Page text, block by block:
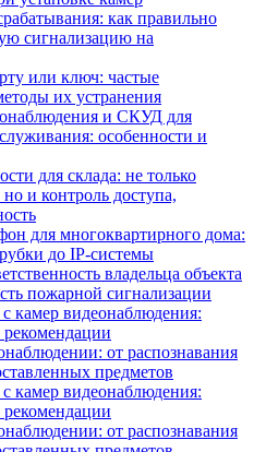
как правильно
сигнализацию на
или ключ: частые
их устранения
и СКУД для
особенности и
для склада: не только
и контроль доступа,
для многоквартирного дома:
до IP-системы
владельца объекта
пожарной сигнализации
камер видеонаблюдения:
рекомендации
от распознавания
предметов
камер видеонаблюдения:
рекомендации
от распознавания